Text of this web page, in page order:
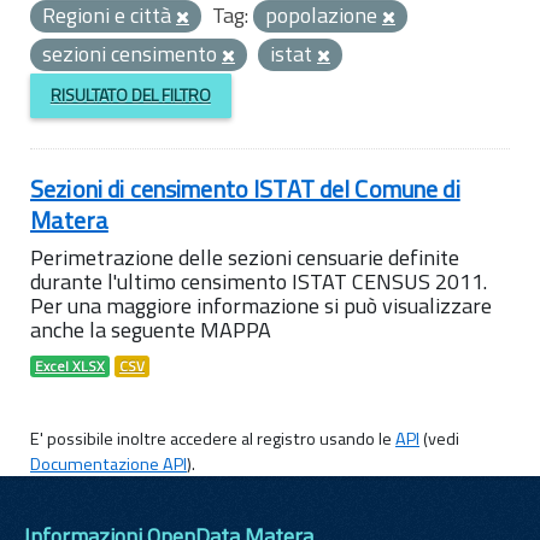
Regioni e città
Tag: popolazione
sezioni censimento
istat
RISULTATO DEL FILTRO
Sezioni di censimento ISTAT del Comune di
Matera
Perimetrazione delle sezioni censuarie definite
durante l'ultimo censimento ISTAT CENSUS 2011.
Per una maggiore informazione si può visualizzare
anche la seguente MAPPA
Excel XLSX CSV
E' possibile inoltre accedere al registro usando leAPI(vedi
Documentazione API).